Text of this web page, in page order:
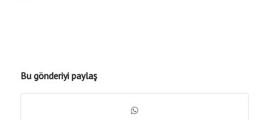
Bu gönderiyi paylaş